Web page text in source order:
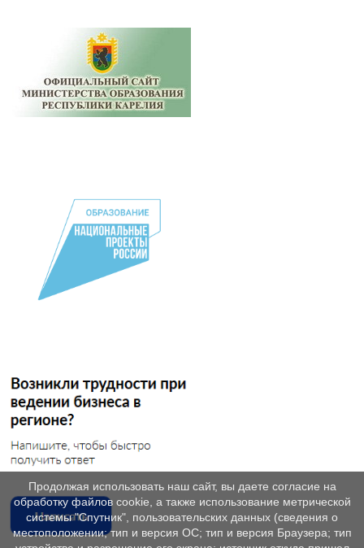
Продолжая использовать наш сайт, вы даете согласие на
обработку файлов cookie, а также использование метрической
системы "Спутник", пользовательских данных (сведения о
местоположении; тип и версия ОС; тип и версия Браузера; тип